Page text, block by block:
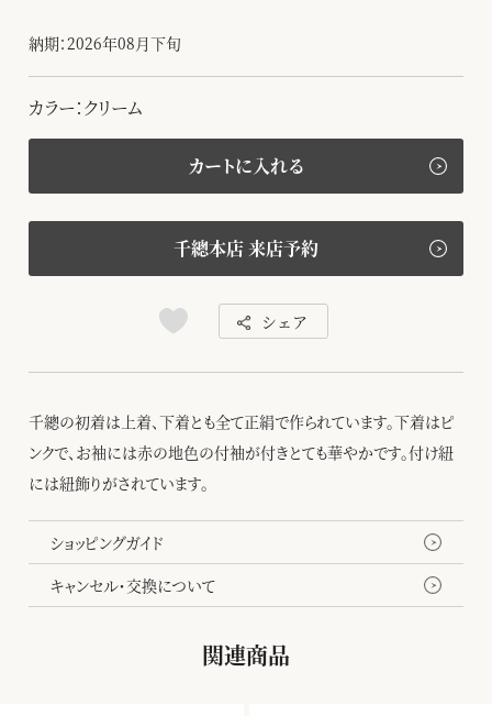
納期：2026年08月下旬
カラー：クリーム
カートに入れる
千總本店 来店予約
シェア
千總の初着は上着、下着とも全て正絹で作られています。下着はピ
ンクで、お袖には赤の地色の付袖が付きとても華やかです。付け紐
には紐飾りがされています。
ショッピングガイド
キャンセル・交換について
関連商品